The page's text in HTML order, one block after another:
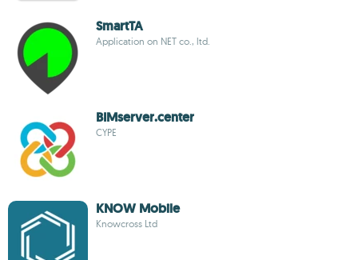
SmartTA
Application on NET co., ltd.
BIMserver.center
CYPE
KNOW Mobile
Knowcross Ltd